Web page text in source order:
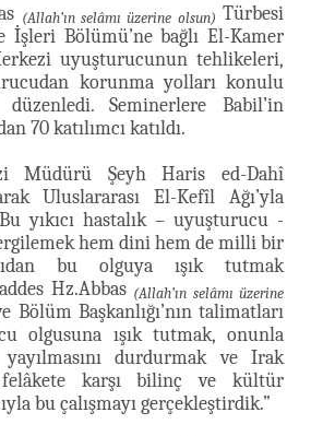
(Allah’ın selâmı üzerine olsun) Türbesi
İşleri Bölümü’ne bağlı El-Kamer
uyuşturucunun tehlikeleri,
korunma yolları konulu
Seminerlere Babil’in
70 katılımcı katıldı.
Müdürü Şeyh Haris ed-Dahî
Uluslararası El-Kefîl Ağı’yla
yıkıcı hastalık – uyuşturucu -
hem dini hem de milli bir
bu olguya ışık tutmak
Hz.Abbas (Allah’ın selâmı üzerine
Bölüm Başkanlığı’nın talimatları
olgusuna ışık tutmak, onunla
durdurmak ve Irak
karşı bilinç ve kültür
bu çalışmayı gerçekleştirdik.”